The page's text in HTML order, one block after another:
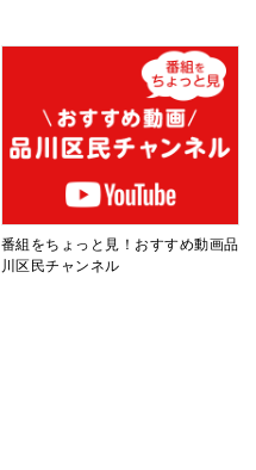
番組をちょっと見！おすすめ動画品
川区民チャンネル